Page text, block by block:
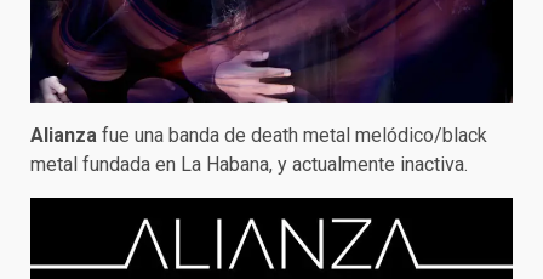
Alianza fue una banda de death metal melódico/black
metal fundada en La Habana, y actualmente inactiva.